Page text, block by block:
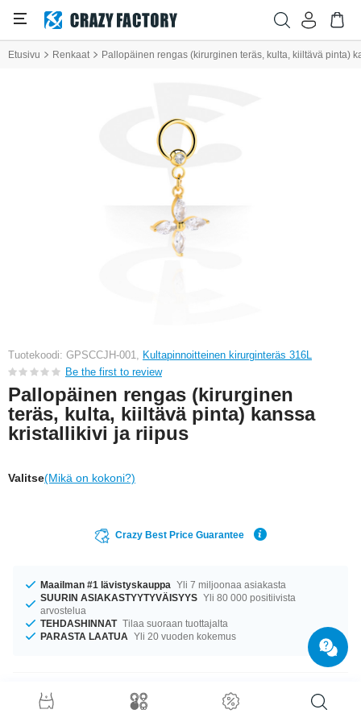
Etusivu Renkaat Pallopäinen rengas (kirurginen teräs, kulta, kiiltävä pinta)
Tuotekoodi: GPSCCJH-001, Kultapinnoitteinen kirurginteräs 316L
Be the first to review
Pallopäinen rengas (kirurginen
teräs, kulta, kiiltävä pinta) kanssa
kristallikivi ja riipus
Valitse(Mikä on kokoni?)
Crazy Best Price Guarantee
Maailman #1 lävistyskauppa Yli 7 miljoonaa asiakasta
SUURIN ASIAKASTYYTYVÄISYYS Yli 80 000 positiivista
arvostelua
TEHDASHINNAT Tilaa suoraan tuottajalta
PARASTA LAATUA Yli 20 vuoden kokemus